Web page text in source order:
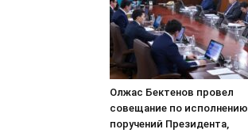
Олжас Бектенов провел
совещание по исполнению
поручений Президента,